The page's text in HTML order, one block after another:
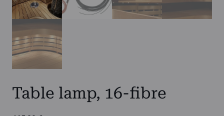
Table lamp, 16-fibre